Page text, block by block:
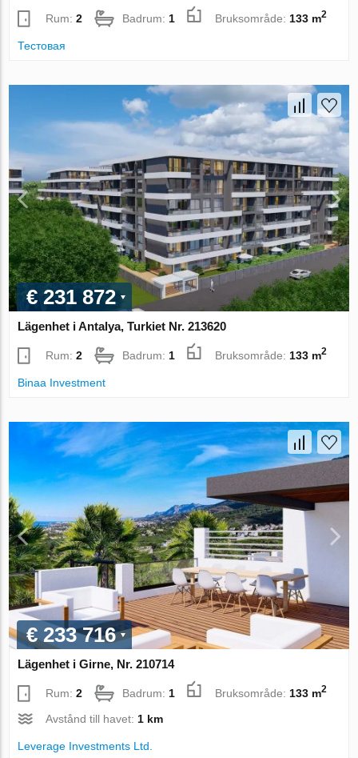
Rum:2 Badrum: 1 Bruksområde: 133 m2
Тестовая
€ 231 872
Lägenhet i Antalya, Turkiet Nr. 213620
Rum:2 Badrum: 1 Bruksområde: 133 m2
Binaa Investment
€ 233 716
Lägenhet i Girne, Nr. 210714
Rum:2 Badrum: 1 Bruksområde: 133 m2
Avstånd till havet: 1 km
Leverage Investments Ltd.